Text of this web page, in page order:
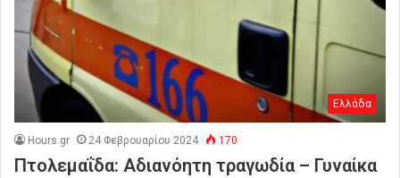
Ελλάδα
Hours.gr 24 Φεβρουαρίου 2024 170
Πτολεμαΐδα: Αδιανόητη τραγωδία – Γυναίκα